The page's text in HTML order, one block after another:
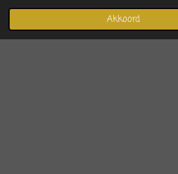
Akkoord
Telefoonnummer